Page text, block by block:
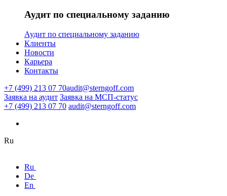
Аудит по специальному заданию
Аудит по специальному заданию
Клиенты
Новости
Карьера
Контакты
+7 (499) 213 07 70audit@sterngoff.com
Заявка на аудит Заявка на МСП-статус
+7 (499) 213 07 70 audit@sterngoff.com
Ru
Ru
De
En